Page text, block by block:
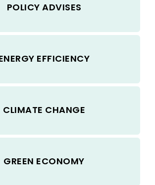
POLICY ADVISES
EFFICIENCY
CLIMATE CHANGE
GREEN ECONOMY